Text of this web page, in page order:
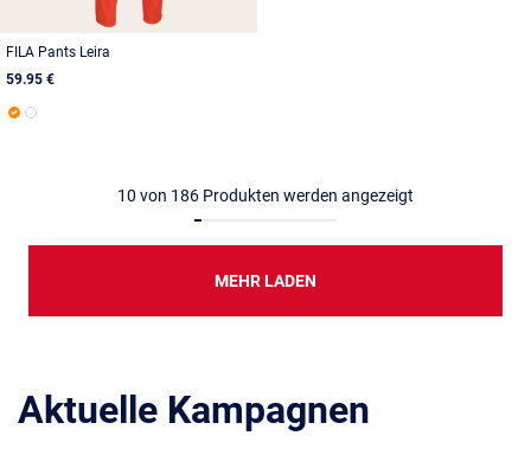
FILA Pants Leira
59.95 €
10 von 186 Produkten werden angezeigt
MEHR LADEN
Aktuelle Kampagnen